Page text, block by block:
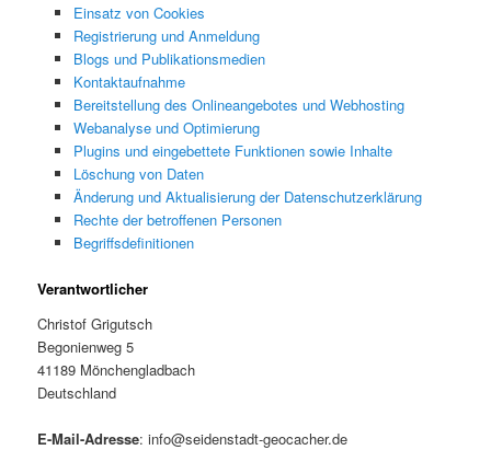
Einsatz von Cookies
Registrierung und Anmeldung
Blogs und Publikationsmedien
Kontaktaufnahme
Bereitstellung des Onlineangebotes und Webhosting
Webanalyse und Optimierung
Plugins und eingebettete Funktionen sowie Inhalte
Löschung von Daten
Änderung und Aktualisierung der Datenschutzerklärung
Rechte der betroffenen Personen
Begriffsdefinitionen
Verantwortlicher
Christof Grigutsch
Begonienweg 5
41189 Mönchengladbach
Deutschland
E-Mail-Adresse: info@seidenstadt-geocacher.de